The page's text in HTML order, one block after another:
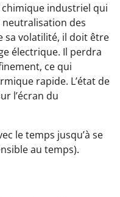
industriel qui
neutralisation des
sa volatilité, il doit être
électrique. Il perdra
ce qui
rapide. L’état de
l’écran du
le temps jusqu’à se
au temps).